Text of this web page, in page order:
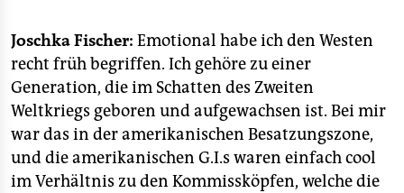
Joschka Fischer: Emotional habe ich den Westen
recht früh begriffen. Ich gehöre zu einer
Generation, die im Schatten des Zweiten
Weltkriegs geboren und aufgewachsen ist. Bei mir
war das in der amerikanischen Besatzungszone,
und die amerikanischen G.I.s waren einfach cool
im Verhältnis zu den Kommissköpfen, welche die